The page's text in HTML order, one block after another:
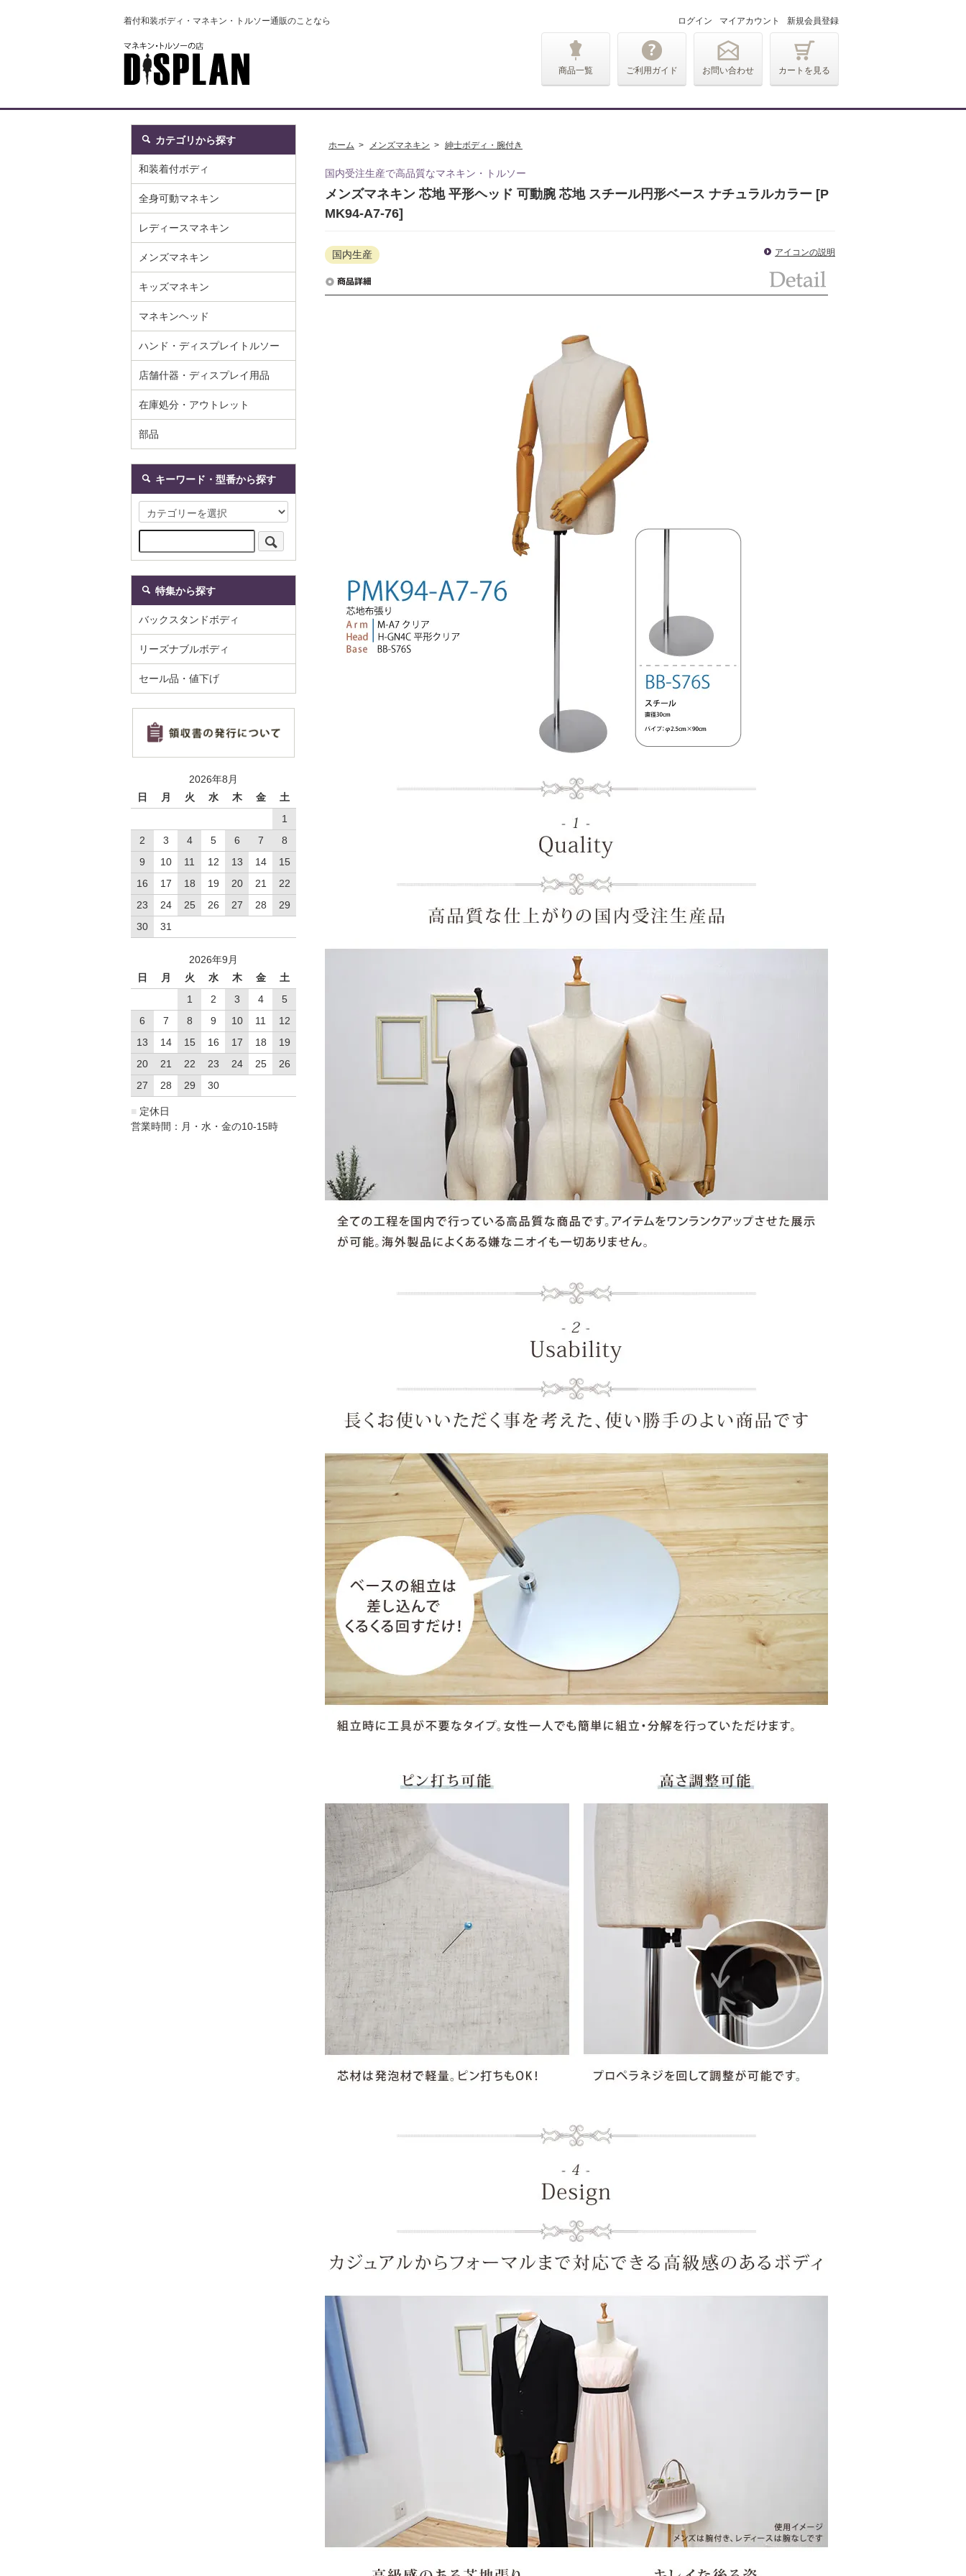
着付和装ボディ・マネキン・トルソー通販のことなら
商品一覧 ご利用ガイド お問い合わせ カートを見る
ログイン マイアカウント 新規会員登録
ホーム > メンズマネキン > 紳士ボディ・腕付き
国内受注生産で高品質なマネキン・トルソー
メンズマネキン 芯地 平形ヘッド 可動腕 芯地 スチール円形ベース ナチュラルカラー [P
MK94-A7-76]
国内生産 アイコンの説明
カテゴリから探す
和装着付ボディ
全身可動マネキン
レディースマネキン
メンズマネキン
キッズマネキン
マネキンヘッド
ハンド・ディスプレイトルソー
店舗什器・ディスプレイ用品
在庫処分・アウトレット
部品
キーワード・型番から探す
特集から探す
バックスタンドボディ
リーズナブルボディ
セール品・値下げ
2026年8月
日
月 火 水 木 金
土
1
2
3 4 5 6 7
8
9
10 11 12 13 14
15
16
17 18 19 20 21
22
23
24 25 26 27 28
29
30
31
2026年9月
日
月 火 水 木 金
土
1
2 3 4
5
6
7 8 9 10 11
12
13
14 15 16 17 18
19
20
21 22 23 24 25
26
27
28 29 30
■ 定休日
営業時間：月・水・金の10-15時